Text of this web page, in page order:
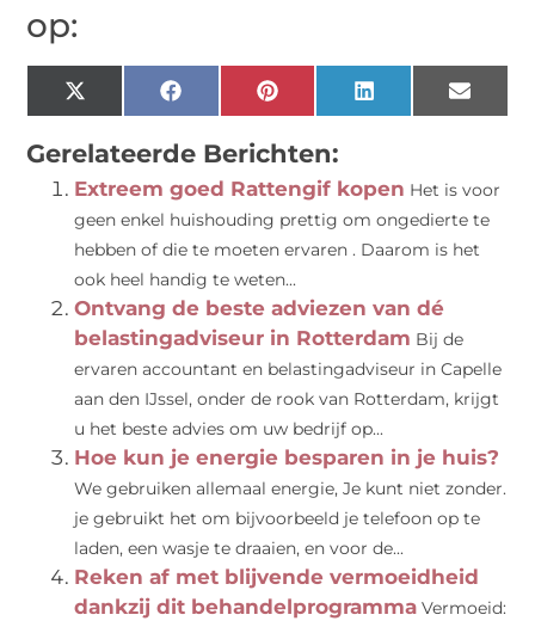
op:
X
(Twitter)
FacebookPinterestLinkedIn Email
Gerelateerde Berichten:
Extreem goed Rattengif kopen Het is voor
geen enkel huishouding prettig om ongedierte te
hebben of die te moeten ervaren . Daarom is het
ook heel handig te weten...
Ontvang de beste adviezen van dé
belastingadviseur in Rotterdam Bij de
ervaren accountant en belastingadviseur in Capelle
aan den IJssel, onder de rook van Rotterdam, krijgt
u het beste advies om uw bedrijf op...
Hoe kun je energie besparen in je huis?
We gebruiken allemaal energie, Je kunt niet zonder.
je gebruikt het om bijvoorbeeld je telefoon op te
laden, een wasje te draaien, en voor de...
Reken af met blijvende vermoeidheid
dankzij dit behandelprogramma Vermoeid: